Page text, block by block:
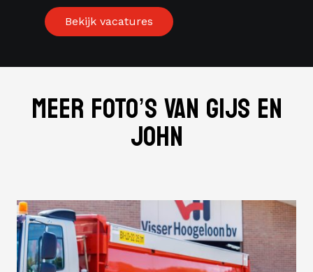
Bekijk vacatures
MEER FOTO’S VAN GIJS EN
JOHN